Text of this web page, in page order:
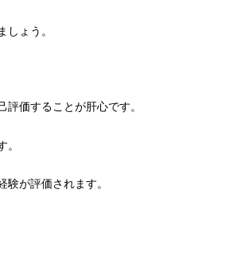
ょう。
価することが肝心です。
が評価されます。